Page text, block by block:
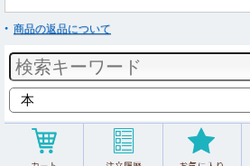
商品の返品について